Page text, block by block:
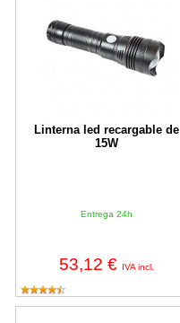
Linterna led recargable de
15W
Entrega 24h
53,12 € IVA incl.